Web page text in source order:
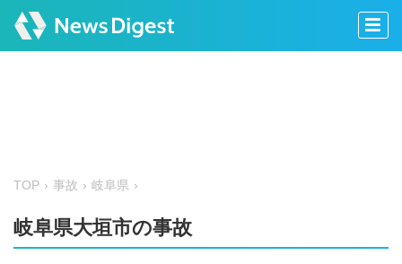
TOP 事故 岐阜県
岐阜県大垣市の事故